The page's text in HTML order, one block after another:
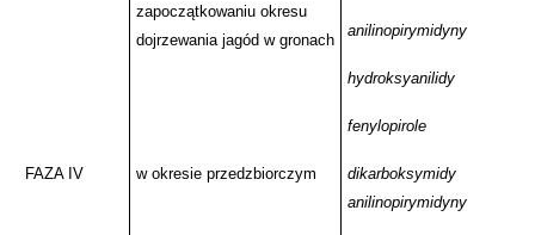
zapoczątkowaniu okresu
dojrzewania jagód w gronach
anilinopirymidyny
hydroksyanilidy
fenylopirole
FAZA IV w okresie przedzbiorczym
dikarboksymidy
anilinopirymidyny